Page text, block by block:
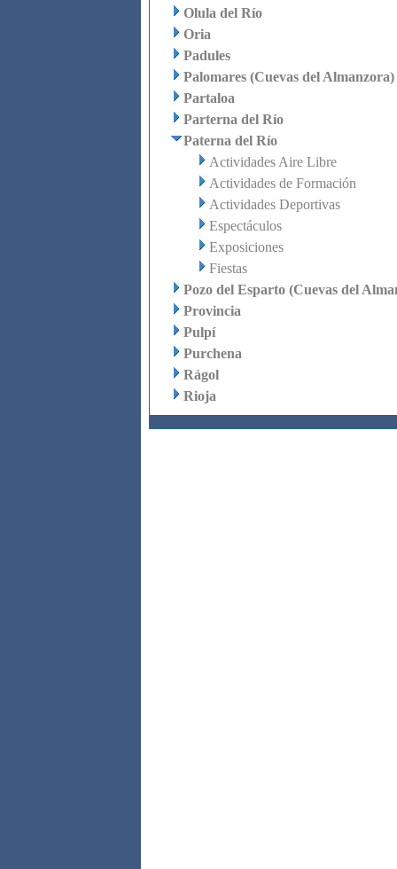
Olula del Río
Oria
Padules
Palomares (Cuevas del Almanzora)
Partaloa
Parterna del Río
Paterna del Río
Actividades Aire Libre
Actividades de Formación
Actividades Deportivas
Espectáculos
Exposiciones
Fiestas
Pozo del Esparto (Cuevas del
Provincia
Pulpí
Purchena
Rágol
Rioja